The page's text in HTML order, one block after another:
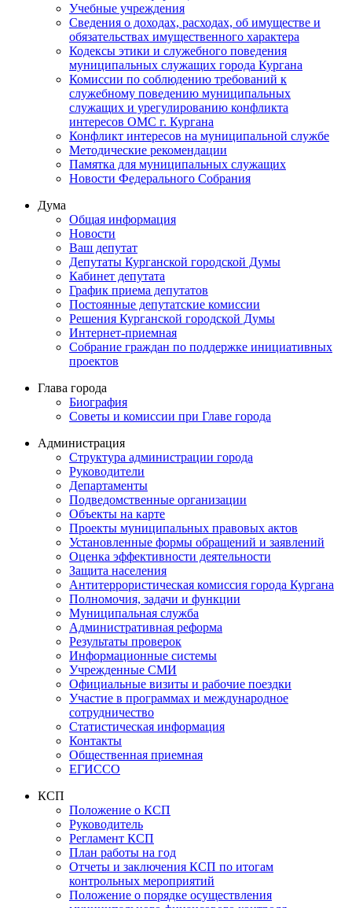
Учебные учреждения
Сведения о доходах, расходах, об имуществе и
обязательствах имущественного характера
Кодексы этики и служебного поведения
муниципальных служащих города Кургана
Комиссии по соблюдению требований к
служебному поведению муниципальных
служащих и урегулированию конфликта
интересов ОМС г. Кургана
Конфликт интересов на муниципальной службе
Методические рекомендации
Памятка для муниципальных служащих
Новости Федерального Cобрания
Дума
Общая информация
Новости
Ваш депутат
Депутаты Курганской городской Думы
Кабинет депутата
График приема депутатов
Постоянные депутатские комиссии
Решения Курганской городской Думы
Интернет-приемная
Собрание граждан по поддержке инициативных
проектов
Глава города
Биография
Советы и комиссии при Главе города
Администрация
Структура администрации города
Руководители
Департаменты
Подведомственные организации
Объекты на карте
Проекты муниципальных правовых актов
Установленные формы обращений и заявлений
Оценка эффективности деятельности
Защита населения
Антитеррористическая комиссия города Кургана
Полномочия, задачи и функции
Муниципальная служба
Административная реформа
Результаты проверок
Информационные системы
Учрежденные СМИ
Официальные визиты и рабочие поездки
Участие в программах и международное
сотрудничество
Статистическая информация
Контакты
Общественная приемная
ЕГИССО
КСП
Положение о КСП
Руководитель
Регламент КСП
План работы на год
Отчеты и заключения КСП по итогам
контрольных мероприятий
Положение о порядке осуществления